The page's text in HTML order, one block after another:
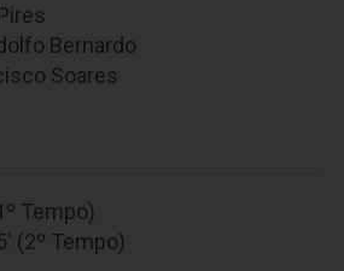
Bernardo
Soares
Tempo)
(2º Tempo)